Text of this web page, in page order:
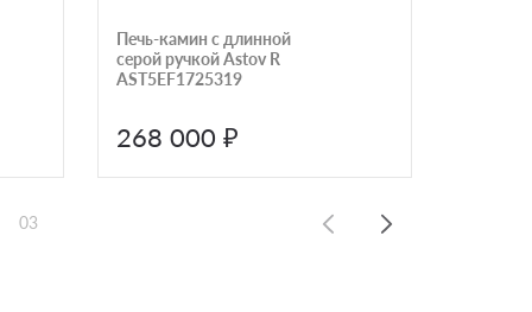
Печь-камин с длинной
серой ручкой Astov R
AST5EF1725319
268 000 ₽
03